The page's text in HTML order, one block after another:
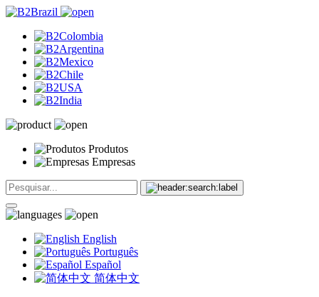
Produtos
Empresas
English
Português
Español
简体中文